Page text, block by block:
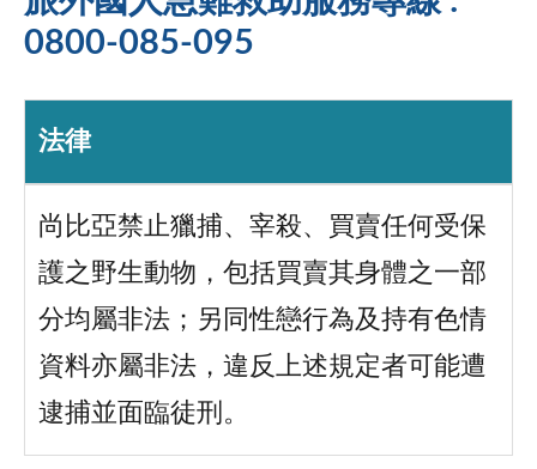
0800-085-095
法律
尚比亞禁止獵捕、宰殺、買賣任何受保
護之野生動物，包括買賣其身體之一部
分均屬非法；另同性戀行為及持有色情
資料亦屬非法，違反上述規定者可能遭
逮捕並面臨徒刑。